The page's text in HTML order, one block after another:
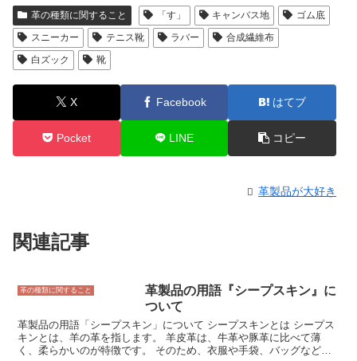
革の種類に関すること 「す」 キャンバス地
ゴム底
スニーカー
テニス靴 ラバー
合成繊維布
白ズック
靴
X Facebook はてブ
Pocket LINE コピー
革製品が大好き
関連記事
革の種類に関すること
革製品の用語『シープスキン』に
ついて
革製品の用語「シープスキン」について シープスキンとは シープス
キンとは、羊の革を指します。 羊皮革は、牛革や豚革に比べて薄
く、柔らかいのが特徴です。 そのため、衣服や手袋、バッグなど、